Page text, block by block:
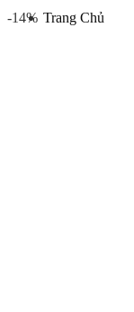
Trang Chủ
Lọc
Lọc
Lọc
Lọc
Lọc tổng
Máy lọc
Máy lọc
Máy lọc
Máy lọc
Xử lý
Vật liệu
-14%